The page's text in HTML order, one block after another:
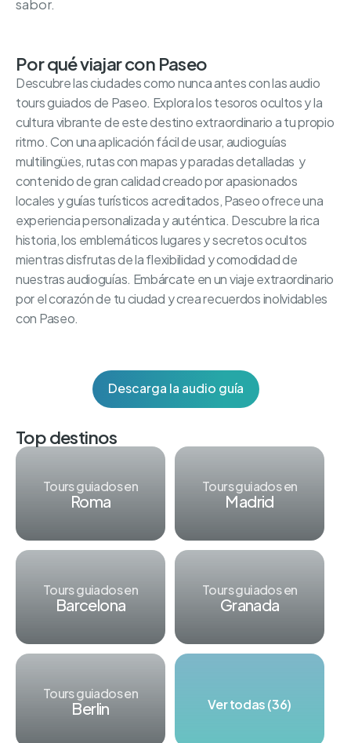
sabor.
Por qué viajar con Paseo
Descubre las ciudades como nunca antes con las audio
tours guiados de Paseo. Explora los tesoros ocultos y la
cultura vibrante de este destino extraordinario a tu propio
ritmo. Con una aplicación fácil de usar, audioguías
multilingües, rutas con mapas y paradas detalladas y
contenido de gran calidad creado por apasionados
locales y guías turísticos acreditados, Paseo ofrece una
experiencia personalizada y auténtica. Descubre la rica
historia, los emblemáticos lugares y secretos ocultos
mientras disfrutas de la flexibilidad y comodidad de
nuestras audioguías. Embárcate en un viaje extraordinario
por el corazón de tu ciudad y crea recuerdos inolvidables
con Paseo.
Descarga la audio guía
Top destinos
Tours guiados en
Roma
Tours guiados en
Madrid
Tours guiados en
Barcelona
Tours guiados en
Granada
Tours guiados en
Berlin Ver todas (36)